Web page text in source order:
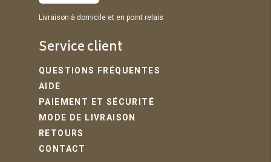
Livraison à domicile et en point relais
Service client
QUESTIONS FRÉQUENTES
AIDE
PAIEMENT ET SÉCURITÉ
MODE DE LIVRAISON
RETOURS
CONTACT